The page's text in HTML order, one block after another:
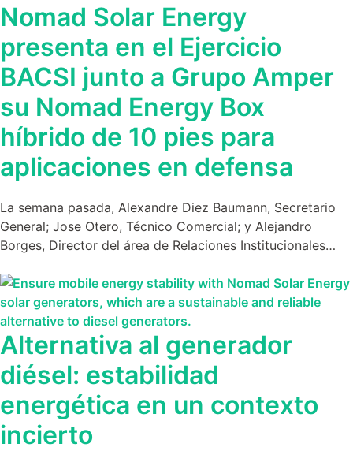
Nomad Solar Energy
presenta en el Ejercicio
BACSI junto a Grupo Amper
su Nomad Energy Box
híbrido de 10 pies para
aplicaciones en defensa
La semana pasada, Alexandre Diez Baumann, Secretario
General; Jose Otero, Técnico Comercial; y Alejandro
Borges, Director del área de Relaciones Institucionales…
Alternativa al generador
diésel: estabilidad
energética en un contexto
incierto